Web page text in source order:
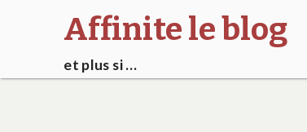
Affinite le blog
et plus si …